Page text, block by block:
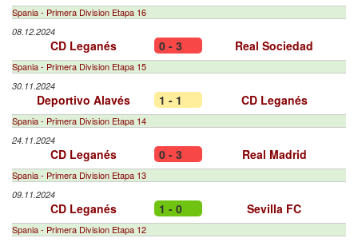
Spania - Primera Division Etapa 16
08.12.2024
CD Leganés 0 - 3 Real Sociedad
Spania - Primera Division Etapa 15
30.11.2024
Deportivo Alavés 1 - 1 CD Leganés
Spania - Primera Division Etapa 14
24.11.2024
CD Leganés 0 - 3 Real Madrid
Spania - Primera Division Etapa 13
09.11.2024
CD Leganés 1 - 0 Sevilla FC
Spania - Primera Division Etapa 12